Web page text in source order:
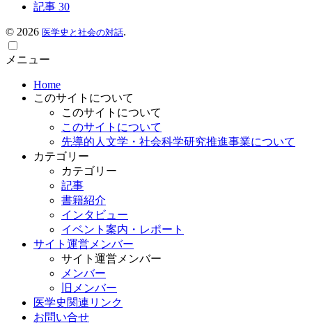
記事 30
© 2026 医学史と社会の対話.
メニュー
Home
このサイトについて
このサイトについて
このサイトについて
先導的人文学・社会科学研究推進事業について
カテゴリー
カテゴリー
記事
書籍紹介
インタビュー
イベント案内・レポート
サイト運営メンバー
サイト運営メンバー
メンバー
旧メンバー
医学史関連リンク
お問い合せ